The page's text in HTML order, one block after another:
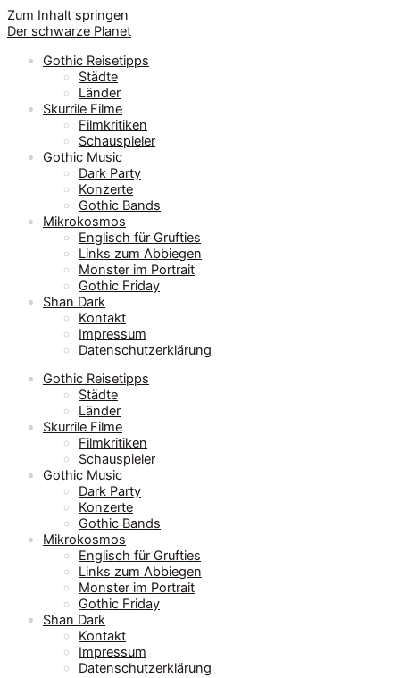
Zum Inhalt springen
Der schwarze Planet
Gothic Reisetipps
Städte
Länder
Skurrile Filme
Filmkritiken
Schauspieler
Gothic Music
Dark Party
Konzerte
Gothic Bands
Mikrokosmos
Englisch für Grufties
Links zum Abbiegen
Monster im Portrait
Gothic Friday
Shan Dark
Kontakt
Impressum
Datenschutzerklärung
Gothic Reisetipps
Städte
Länder
Skurrile Filme
Filmkritiken
Schauspieler
Gothic Music
Dark Party
Konzerte
Gothic Bands
Mikrokosmos
Englisch für Grufties
Links zum Abbiegen
Monster im Portrait
Gothic Friday
Shan Dark
Kontakt
Impressum
Datenschutzerklärung